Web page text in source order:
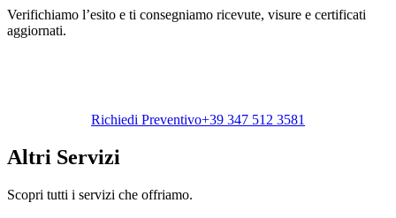
Verifichiamo l’esito e ti consegniamo ricevute, visure e certificati
aggiornati.
Richiedi Preventivo+39 347 512 3581
Altri Servizi
Scopri tutti i servizi che offriamo.